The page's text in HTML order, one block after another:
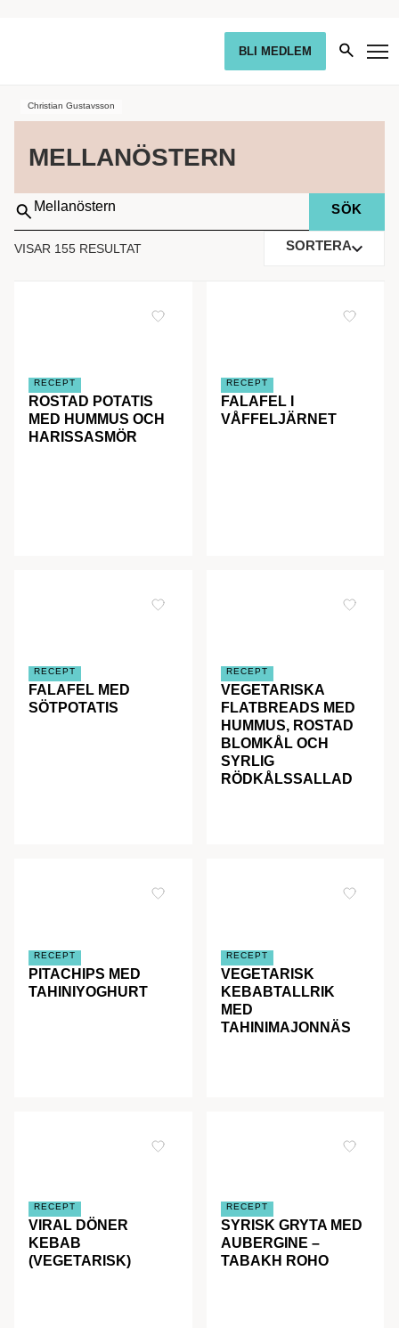
BLI MEDLEM
Christian Gustavsson
MELLANÖSTERN
Sök
på:
VISAR 155 RESULTAT SORTERA
RECEPT
ROSTAD POTATIS
MED HUMMUS OCH
HARISSASMÖR
RECEPT
FALAFEL I
VÅFFELJÄRNET
RECEPT
FALAFEL MED
SÖTPOTATIS
RECEPT
VEGETARISKA
FLATBREADS MED
HUMMUS, ROSTAD
BLOMKÅL OCH
SYRLIG
RÖDKÅLSSALLAD
RECEPT
PITACHIPS MED
TAHINIYOGHURT
RECEPT
VEGETARISK
KEBABTALLRIK
MED
TAHINIMAJONNÄS
RECEPT
VIRAL DÖNER
KEBAB
(VEGETARISK)
RECEPT
SYRISK GRYTA MED
AUBERGINE –
TABAKH ROHO